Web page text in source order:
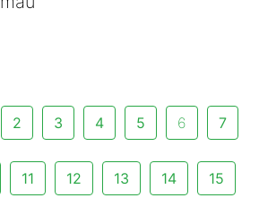
2 3 4 5 6 7
11 12 13 14 15